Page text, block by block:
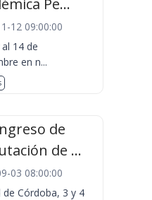
Pe...
12 09:00:00
14 de
en n...
de
de ...
03 08:00:00
de Córdoba, 3 y 4